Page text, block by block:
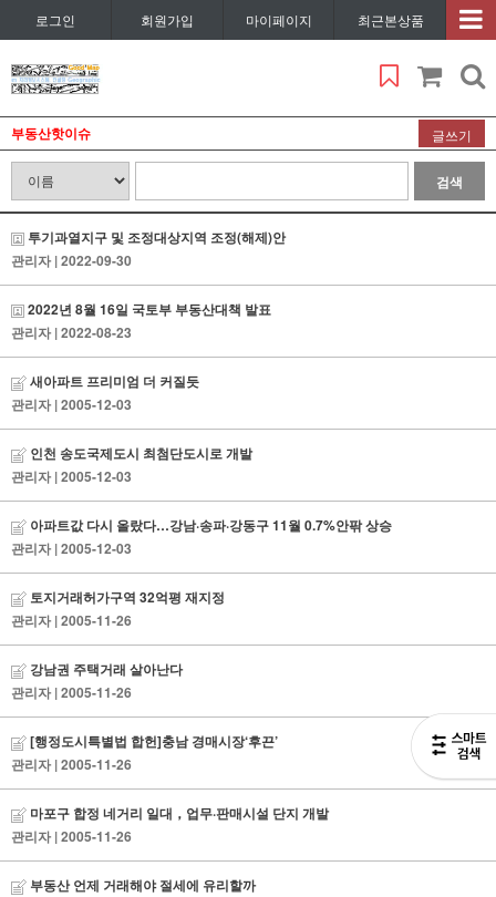
로그인 회원가입 마이페이지 최근본상품
부동산핫이슈 글쓰기
검색
투기과열지구 및 조정대상지역 조정(해제)안
관리자| 2022-09-30
2022년 8월 16일 국토부 부동산대책 발표
관리자| 2022-08-23
새아파트 프리미엄 더 커질듯
관리자| 2005-12-03
인천 송도국제도시 최첨단도시로 개발
관리자| 2005-12-03
아파트값 다시 올랐다…강남·송파·강동구 11월 0.7%안팎 상승
관리자| 2005-12-03
토지거래허가구역 32억평 재지정
관리자| 2005-11-26
강남권 주택거래 살아난다
관리자| 2005-11-26
[행정도시특별법 합헌]충남 경매시장‘후끈’
관리자| 2005-11-26
마포구 합정 네거리 일대，업무·판매시설 단지 개발
관리자| 2005-11-26
부동산 언제 거래해야 절세에 유리할까